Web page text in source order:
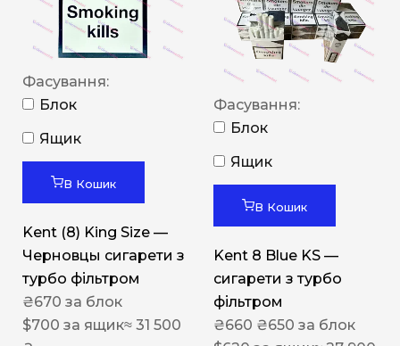
Фасування:
Блок
Ящик
В Кошик
Kent (8) King Size —
Черновцы сигарети з
турбо фільтром
₴670 за блок
$700 за ящик≈ 31 500
Фасування:
Блок
Ящик
В Кошик
Kent 8 Blue KS —
сигарети з турбо
фільтром
₴660 ₴650 за блок